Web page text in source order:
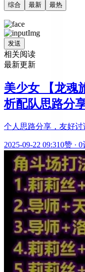
综合 最新 最热
发送
相关阅读
最新更新
美少女 【龙魂
析配队思路分
个人思路分享，友好讨
2025-09-22 09:310赞 · 0